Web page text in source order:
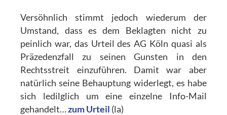
Versöhnlich stimmt jedoch wiederum der
Umstand, dass es dem Beklagten nicht zu
peinlich war, das Urteil des AG Köln quasi als
Präzedenzfall zu seinen Gunsten in den
Rechtsstreit einzuführen. Damit war aber
natürlich seine Behauptung widerlegt, es habe
sich ledilglich um eine einzelne Info-Mail
gehandelt…zum Urteil (la)